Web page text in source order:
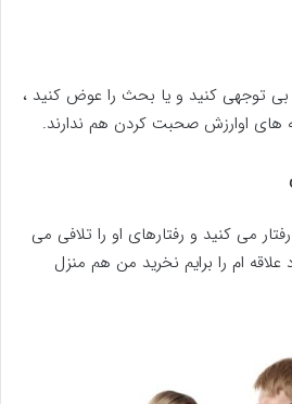
بی توجهی کنید و یا بحث را عوض کنید ،
های اوارزش صحبت کردن هم ندارند.
می کنید و رفتارهای او را تلافی می
علاقه ام را برایم نخرید من هم منزل